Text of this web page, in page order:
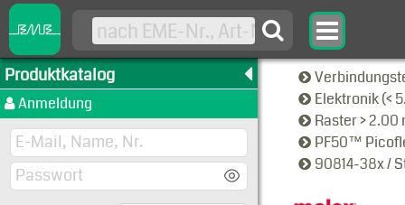
Produktkatalog
Anmeldung
Elektronik (<
Raster >
PF50™
90814-38x /